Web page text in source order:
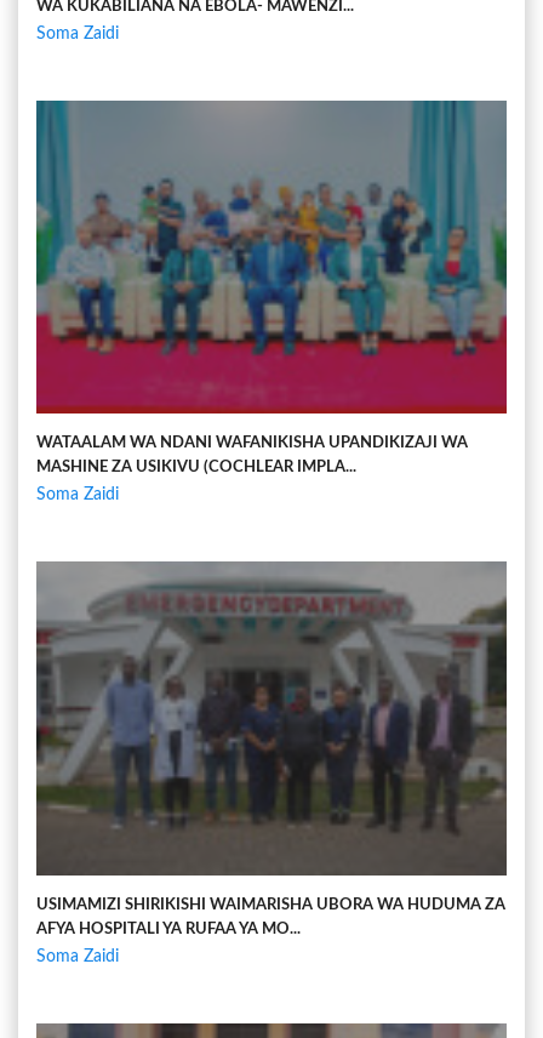
WA KUKABILIANA NA EBOLA- MAWENZI...
Soma Zaidi
WATAALAM WA NDANI WAFANIKISHA UPANDIKIZAJI WA
MASHINE ZA USIKIVU (COCHLEAR IMPLA...
Soma Zaidi
USIMAMIZI SHIRIKISHI WAIMARISHA UBORA WA HUDUMA ZA
AFYA HOSPITALI YA RUFAA YA MO...
Soma Zaidi